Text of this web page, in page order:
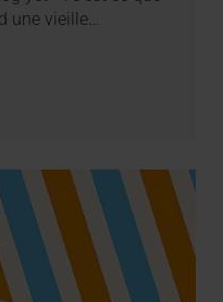
une vieille…